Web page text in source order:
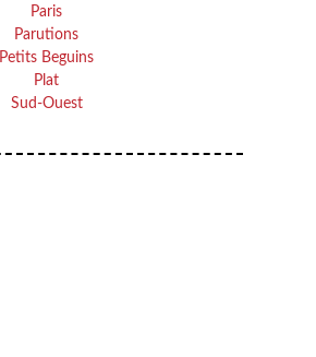
Paris
Parutions
Petits Beguins
Plat
Sud-Ouest